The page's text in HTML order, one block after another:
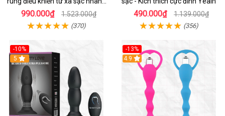
kích thích mạnh
990.000₫ 1.523.000₫
(370)
490.000₫ 1.139.000₫
(356)
-10%
5
-13%
4.9